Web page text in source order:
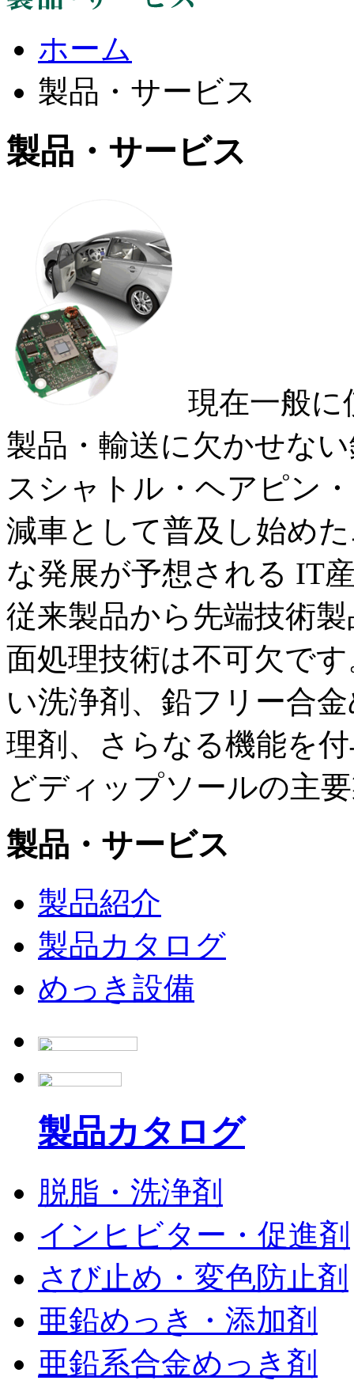
ホーム
製品・サービス
製品・サービス
現在一般に
製品・輸送に欠かせな
スシャトル・ヘアピン
減車として普及し始め
な発展が予想される IT
従来製品から先端技術
面処理技術は不可欠で
い洗浄剤、鉛フリー合
理剤、さらなる機能を
どディップソールの主
製品・サービス
製品紹介
製品カタログ
めっき設備
製品カタログ
脱脂・洗浄剤
インヒビター・促進剤
さび止め・変色防止剤
亜鉛めっき・添加剤
亜鉛系合金めっき剤